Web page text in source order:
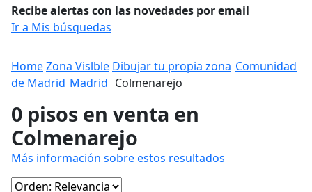
Recibe alertas con las novedades por email
Ir a Mis búsquedas
HomeZona Vislble Dibujar tu propia zona Comunidad
de Madrid Madrid Colmenarejo
0 pisos en venta en
Colmenarejo
Más información sobre estos resultados